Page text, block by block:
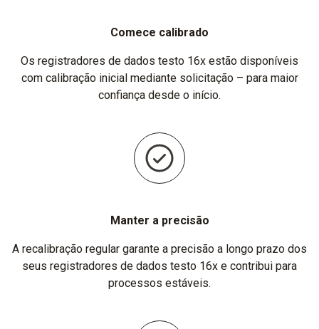
Comece calibrado
Os registradores de dados testo 16x estão disponíveis
com calibração inicial mediante solicitação – para maior
confiança desde o início.
Manter a precisão
A recalibração regular garante a precisão a longo prazo dos
seus registradores de dados testo 16x e contribui para
processos estáveis.